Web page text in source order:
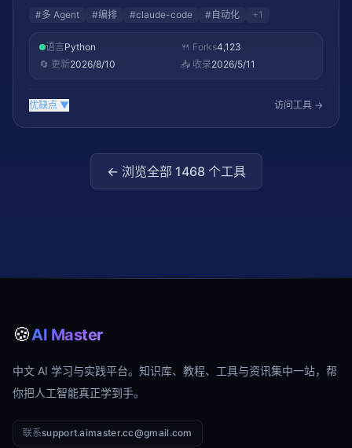
#多 Agent #编排 #claude-code # 自动化 +1
语言Python 🍴 Forks4,123
🔄 更新2026/8/10 📥 收录2026/5/11
优缺点 ▼ 访问工具 →
← 浏览全部 1468 个工具
🍪AI Master
中文 AI 学习与实践平台。知识库、教程、工具与资讯集中一站，帮
你把人工智能真正学到手。
联系support.aimaster.cc@gmail.com